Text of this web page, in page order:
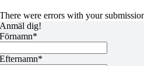
There were errors with your
Anmäl dig!
Förnamn*
Efternamn*